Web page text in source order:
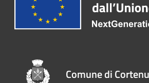
Comune di